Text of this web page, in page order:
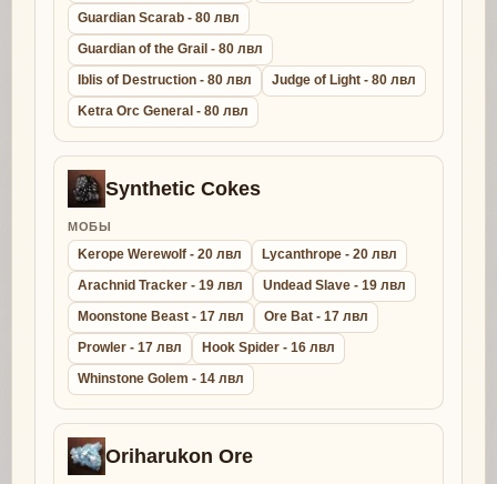
Guardian Scarab - 80 лвл
Guardian of the Grail - 80 лвл
Iblis of Destruction - 80 лвл
Judge of Light - 80 лвл
Ketra Orc General - 80 лвл
Synthetic Cokes
МОБЫ
Kerope Werewolf - 20 лвл
Lycanthrope - 20 лвл
Arachnid Tracker - 19 лвл
Undead Slave - 19 лвл
Moonstone Beast - 17 лвл
Ore Bat - 17 лвл
Prowler - 17 лвл
Hook Spider - 16 лвл
Whinstone Golem - 14 лвл
Oriharukon Ore